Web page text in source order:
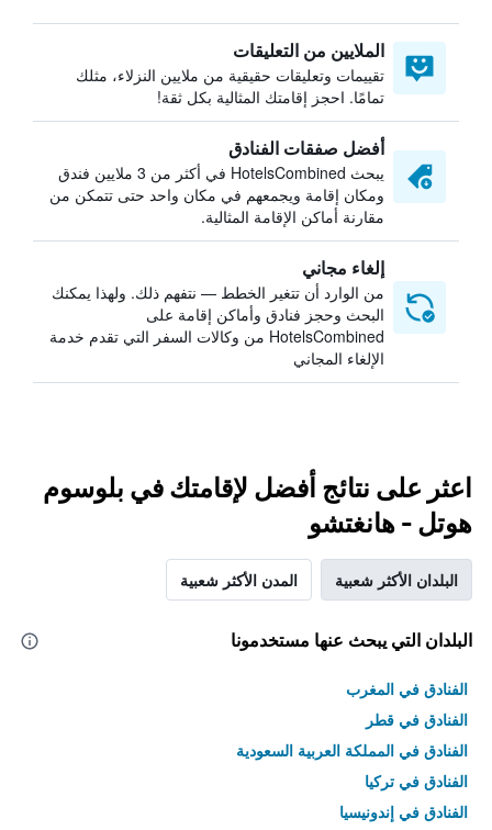
الملايين من التعليقات
تقييمات وتعليقات حقيقية من ملايين النزلاء، مثلك
تمامًا. احجز إقامتك المثالية بكل ثقة!
أفضل صفقات الفنادق
يبحث HotelsCombined في أكثر من 3 ملايين فندق
ومكان إقامة ويجمعهم في مكان واحد حتى تتمكن من
مقارنة أماكن الإقامة المثالية.
إلغاء مجاني
من الوارد أن تتغير الخطط — نتفهم ذلك. ولهذا يمكنك
البحث وحجز فنادق وأماكن إقامة على
HotelsCombined من وكالات السفر التي تقدم خدمة
الإلغاء المجاني
اعثر على نتائج أفضل لإقامتك في بلوسوم
هوتل - هانغتشو
البلدان الأكثر شعبية المدن الأكثر شعبية
البلدان التي يبحث عنها مستخدمونا
الفنادق في المغرب
الفنادق في قطر
الفنادق في المملكة العربية السعودية
الفنادق في تركيا
الفنادق في إندونيسيا